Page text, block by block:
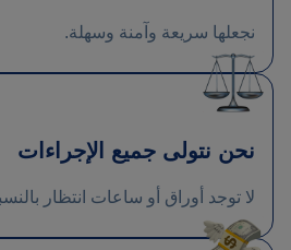
نجعلها سريعة وآمنة وسهلة.
نحن نتولى جميع الإجراءات
لا توجد أوراق أو ساعات انتظار